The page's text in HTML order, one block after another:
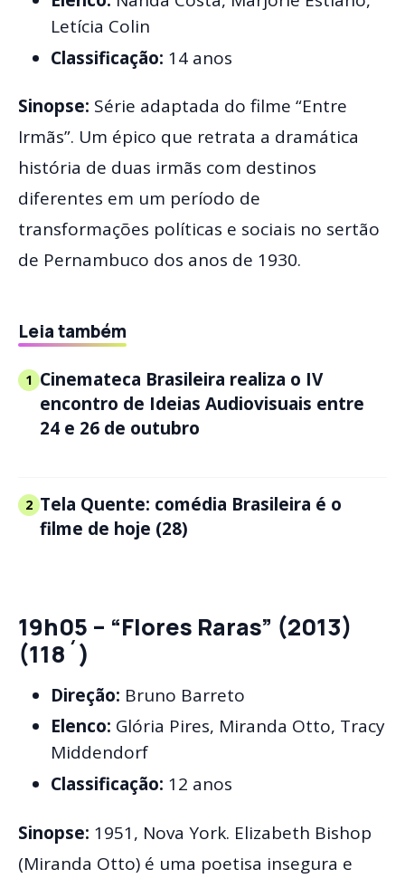
Letícia Colin
Classificação: 14 anos
Sinopse: Série adaptada do filme “Entre
Irmãs”. Um épico que retrata a dramática
história de duas irmãs com destinos
diferentes em um período de
transformações políticas e sociais no sertão
de Pernambuco dos anos de 1930.
Leia também
1 Cinemateca Brasileira realiza o IV
encontro de Ideias Audiovisuais entre
24 e 26 de outubro
2 Tela Quente: comédia Brasileira é o
filme de hoje (28)
19h05 – “Flores Raras” (2013)
(118´)
Direção: Bruno Barreto
Elenco: Glória Pires, Miranda Otto, Tracy
Middendorf
Classificação: 12 anos
Sinopse: 1951, Nova York. Elizabeth Bishop
(Miranda Otto) é uma poetisa insegura e